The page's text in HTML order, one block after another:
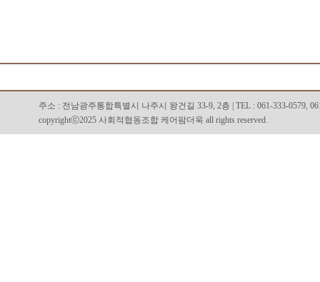
주소 : 전남광주통합특별시 나주시 왕건길 33-9, 2층 | TEL : 061-333-0579,
copyrightⓒ2025 사회적협동조합 케어팜더욱 all rights reserved.